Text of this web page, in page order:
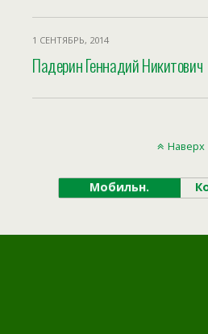
1 СЕНТЯБРЬ, 2014
Падерин Геннадий Никитович
Наверх
Мобильн.